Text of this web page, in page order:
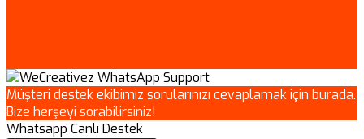
Müşteri destek ekibimiz sorularınızı cevaplamak için burada.
Bize herşeyi sorabilirsiniz!
Whatsapp Canlı Destek